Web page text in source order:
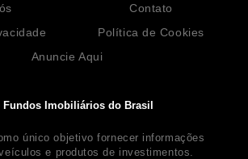
Fundos Imobiliários do Brasil
único objetivo fornecer informações
e produtos de investimentos.
Contato
Política de Cookies
Anuncie Aqui